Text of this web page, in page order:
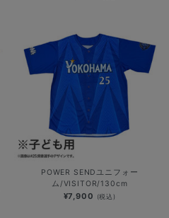
POWER SENDユニフォー
ム/VISITOR/130cm
¥7,900 (税込)